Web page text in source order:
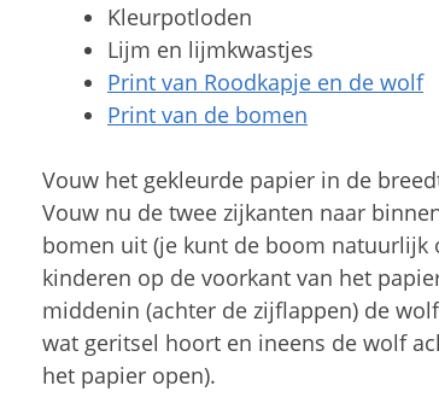
Kleurpotloden
Lijm en lijmkwastjes
Print van Roodkapje en de wolf
Print van de bomen
Vouw het gekleurde papier in de
Vouw nu de twee zijkanten naar
bomen uit (je kunt de boom natuurlijk
kinderen op de voorkant van het
middenin (achter de zijflappen) de
wat geritsel hoort en ineens de wolf
het papier open).